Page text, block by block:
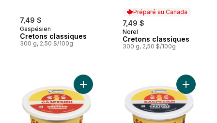
7,49 $
Gaspésien
Cretons classiques
300 g, 2,50 $/100g
Préparé au Canada
7,49 $
Préparé au Canada
Norel
Cretons classiques
300 g, 2,50 $/100g
Ajouter Cretons classiques au panierAjouter